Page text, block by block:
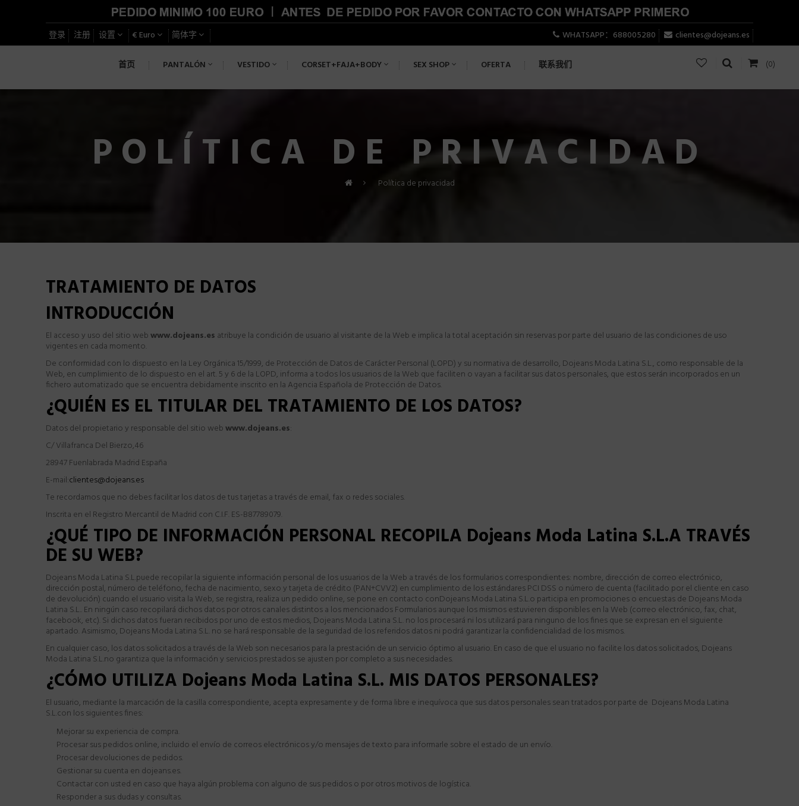
登录 注册 设置 € Euro 简体字 WHATSAPP：688005280 clientes@dojeans.es
(0)
首页 PANTALÓN VESTIDO CORSET+FAJA+BODY SEX SHOP OFERTA 联系我们
POLÍTICA DE PRIVACIDAD
> Política de privacidad
TRATAMIENTO DE DATOS
INTRODUCCIÓN
El acceso y uso del sitio webwww.dojeans.es atribuye la condición de usuario al visitante de la Web e implica la total aceptación sin reservas por parte del usuario de las condiciones de uso
vigentes en cada momento.
De conformidad con lo dispuesto en la Ley Orgánica 15/1999, de Protección de Datos de Carácter Personal (LOPD) y su normativa de desarrollo, Dojeans Moda Latina S.L., como responsable de la
Web, en cumplimiento de lo dispuesto en el art. 5 y 6 de la LOPD, informa a todos los usuarios de la Web que faciliten o vayan a facilitar sus datos personales, que estos serán incorporados en un
fichero automatizado que se encuentra debidamente inscrito en la Agencia Española de Protección de Datos.
¿QUIÉN ES EL TITULAR DEL TRATAMIENTO DE LOS DATOS?
Datos del propietario y responsable del sitio webwww.dojeans.es:
C/ Villafranca Del Bierzo,46
28947 Fuenlabrada Madrid España
E-mail:clientes@dojeans.es
Te recordamos que no debes facilitar los datos de tus tarjetas a través de email, fax o redes sociales.
Inscrita en el Registro Mercantil de Madrid con C.I.F. ES-B87789079.
¿QUÉ TIPO DE INFORMACIÓN PERSONAL RECOPILA Dojeans Moda Latina S.L.A TRAVÉS
DE SU WEB?
Dojeans Moda Latina S.L.puede recopilar la siguiente información personal de los usuarios de la Web a través de los formularios correspondientes: nombre, dirección de correo electrónico,
dirección postal, número de teléfono, fecha de nacimiento, sexo y tarjeta de crédito (PAN+CVV2) en cumplimiento de los estándares PCI DSS o número de cuenta (facilitado por el cliente en caso
de devolución) cuando el usuario visita la Web, se registra, realiza un pedido online, se pone en contacto conDojeans Moda Latina S.L.o participa en promociones o encuestas de Dojeans Moda
Latina S.L.. En ningún caso recopilará dichos datos por otros canales distintos a los mencionados Formularios aunque los mismos estuvieren disponibles en la Web (correo electrónico, fax, chat,
facebook, etc). Si dichos datos fueran recibidos por uno de estos medios, Dojeans Moda Latina S.L. no los procesará ni los utilizará para ninguno de los fines que se expresan en el siguiente
apartado. Asimismo, Dojeans Moda Latina S.L. no se hará responsable de la seguridad de los referidos datos ni podrá garantizar la confidencialidad de los mismos.
En cualquier caso, los datos solicitados a través de la Web son necesarios para la prestación de un servicio óptimo al usuario. En caso de que el usuario no facilite los datos solicitados, Dojeans
Moda Latina S.L.no garantiza que la información y servicios prestados se ajusten por completo a sus necesidades.
¿CÓMO UTILIZA Dojeans Moda Latina S.L. MIS DATOS PERSONALES?
El usuario, mediante la marcación de la casilla correspondiente, acepta expresamente y de forma libre e inequívoca que sus datos personales sean tratados por parte de Dojeans Moda Latina
S.L.con los siguientes fines:
Mejorar su experiencia de compra.
Procesar sus pedidos online, incluido el envío de correos electrónicos y/o mensajes de texto para informarle sobre el estado de un envío.
Procesar devoluciones de pedidos.
Gestionar su cuenta en dojeans.es.
Contactar con usted en caso que haya algún problema con alguno de sus pedidos o por otros motivos de logística.
Responder a sus dudas y consultas.